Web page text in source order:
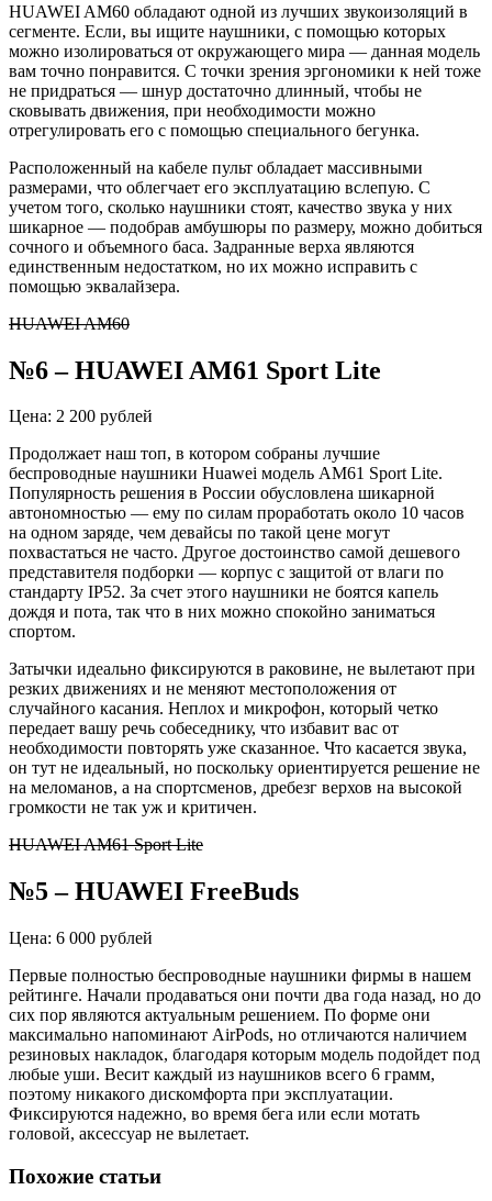
HUAWEI AM60 обладают одной из лучших звукоизоляций в
сегменте. Если, вы ищите наушники, с помощью которых
можно изолироваться от окружающего мира — данная модель
вам точно понравится. С точки зрения эргономики к ней тоже
не придраться — шнур достаточно длинный, чтобы не
сковывать движения, при необходимости можно
отрегулировать его с помощью специального бегунка.
Расположенный на кабеле пульт обладает массивными
размерами, что облегчает его эксплуатацию вслепую. С
учетом того, сколько наушники стоят, качество звука у них
шикарное — подобрав амбушюры по размеру, можно добиться
сочного и объемного баса. Задранные верха являются
единственным недостатком, но их можно исправить с
помощью эквалайзера.
HUAWEI AM60
№6–HUAWEI AM61 Sport Lite
Цена: 2 200 рублей
Продолжает наш топ, в котором собраны лучшие
беспроводные наушники Huawei модель AM61 SportLite.
Популярность решения в России обусловлена шикарной
автономностью — ему по силам проработать около 10 часов
на одном заряде, чем девайсы по такой цене могут
похвастаться не часто. Другое достоинство самой дешевого
представителя подборки — корпус с защитой от влаги по
стандарту IP52. За счет этого наушники не боятся капель
дождя и пота, так что в них можно спокойно заниматься
спортом.
Затычки идеально фиксируются в раковине, не вылетают при
резких движениях и не меняют местоположения от
случайного касания. Неплох и микрофон, который четко
передает вашу речь собеседнику, что избавит вас от
необходимости повторять уже сказанное. Что касается звука,
он тут не идеальный, но поскольку ориентируется решение не
на меломанов, а на спортсменов, дребезг верхов на высокой
громкости не так уж и критичен.
HUAWEI AM61 Sport Lite
№5–HUAWEI FreeBuds
Цена: 6 000 рублей
Первые полностью беспроводные наушники фирмы в нашем
рейтинге. Начали продаваться они почти два года назад, но до
сих пор являются актуальным решением. По форме они
максимально напоминают AirPods, но отличаются наличием
резиновых накладок, благодаря которым модель подойдет под
любые уши. Весит каждый из наушников всего 6 грамм,
поэтому никакого дискомфорта при эксплуатации.
Фиксируются надежно, во время бега или если мотать
головой, аксессуар не вылетает.
Похожие статьи